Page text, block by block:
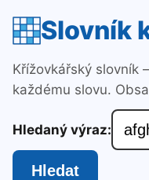
Slovník
Křížovkářský slovník
každému slovu.
Hledaný výraz:
Hledat